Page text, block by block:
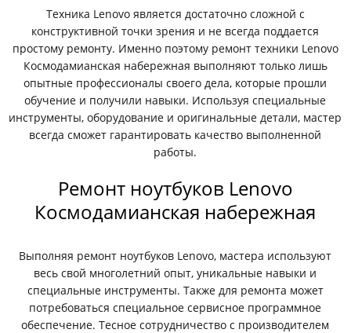
Техника Lenovo является достаточно сложной с
конструктивной точки зрения и не всегда поддается
простому ремонту. Именно поэтому ремонт техники Lenovo
Космодамианская набережная выполняют только лишь
опытные профессионалы своего дела, которые прошли
обучение и получили навыки. Используя специальные
инструменты, оборудование и оригинальные детали, мастер
всегда сможет гарантировать качество выполненной
работы.
Ремонт ноутбуков Lenovo
Космодамианская набережная
Выполняя ремонт ноутбуков Lenovo, мастера используют
весь свой многолетний опыт, уникальные навыки и
специальные инструменты. Также для ремонта может
потребоваться специальное сервисное программное
обеспечение. Тесное сотрудничество с производителем